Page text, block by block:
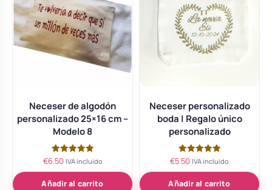
Neceser de algodón
personalizado 25×16 cm –
Modelo 8
Valorado
5.00
de 5
€6.50 IVA incluido
Añadir al carrito
Neceser personalizado
boda | Regalo único
personalizado
Valorado
5.00
de 5
€5.50 IVA incluido
Añadir al carrito